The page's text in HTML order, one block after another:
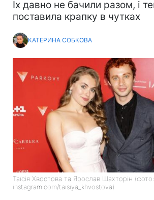
Їх давно не бачили разом, і
поставила крапку в чутках
КАТЕРИНА СОБКОВА
Таїсія Хвостова та Ярослав Шахторін (фото:
instagram.com/taisiya_khvostova)